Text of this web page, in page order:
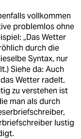
vollkommen
problemlos ohne
„Das Wetter
durch die
Syntax, nur
Siehe da: Auch
Wetter radelt.
zu verstehen ist
man als durch
lustig